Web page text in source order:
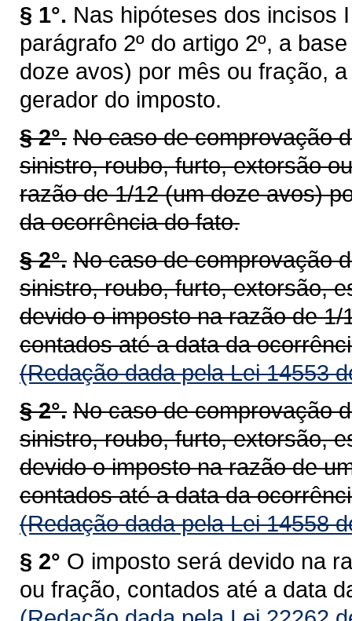
§ 1°. Nas hipóteses dos incisos
parágrafo 2º do artigo 2º, a
doze avos) por mês ou fração,
gerador do imposto.
§ 2°. No caso de comprovação
sinistro, roubo, furto, extorsão
razão de 1/12 (um doze avos)
da ocorrência do fato.
§ 2°. No caso de comprovação
sinistro, roubo, furto, extorsão,
devido o imposto na razão de
contados até a data da
(Redação dada pela Lei 14553
§ 2°. No caso de comprovação
sinistro, roubo, furto, extorsão,
devido o imposto na razão de
contados até a data da
(Redação dada pela Lei 14558
§ 2° O imposto será devido na
ou fração, contados até a data